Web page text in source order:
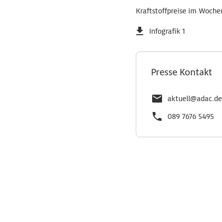
Kraftstoffpreise im
Infografik 1
Presse Kontakt
aktuell@adac.de
089 7676 5495